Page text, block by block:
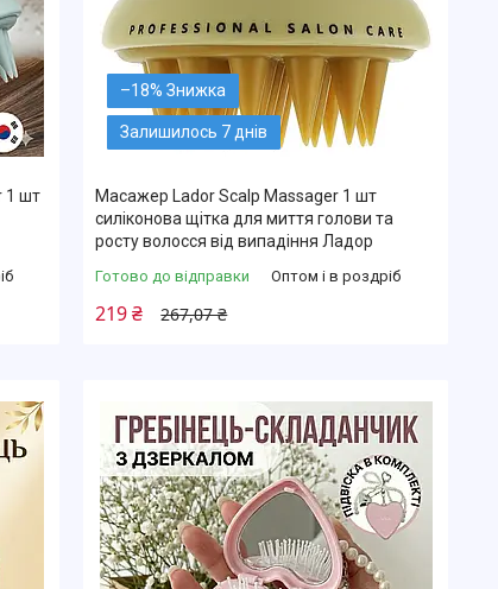
1 шт
–18%
Залишилось 7 днів
Масажер Lador Scalp Massager 1 шт
силіконова щітка для миття голови та
росту волосся від випадіння Ладор
Готово до відправки Оптом і в роздріб
267,07 ₴
219 ₴